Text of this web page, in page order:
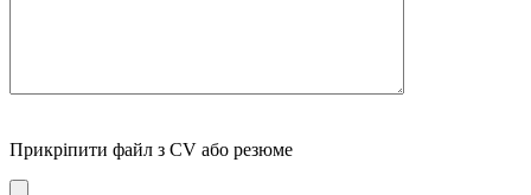
Прикріпити файл з CV або резюме